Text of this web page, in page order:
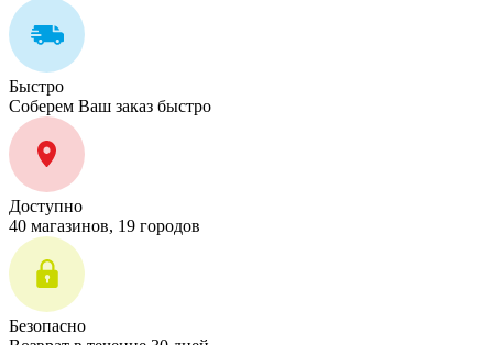
Быстро
Соберем Ваш заказ быстро
Доступно
40 магазинов, 19 городов
Безопасно